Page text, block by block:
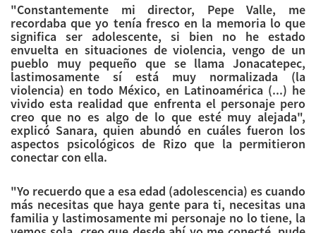
"Constantemente mi director, Pepe Valle, me
recordaba que yo tenía fresco en la memoria lo que
significa ser adolescente, si bien no he estado
envuelta en situaciones de violencia, vengo de un
pueblo muy pequeño que se llama Jonacatepec,
lastimosamente sí está muy normalizada (la
violencia) en todo México, en Latinoamérica (...) he
vivido esta realidad que enfrenta el personaje pero
creo que no es algo de lo que esté muy alejada",
explicó Sanara, quien abundó en cuáles fueron los
aspectos psicológicos de Rizo que la permitieron
conectar con ella.
"Yo recuerdo que a esa edad (adolescencia) es cuando
más necesitas que haya gente para ti, necesitas una
familia y lastimosamente mi personaje no lo tiene, la